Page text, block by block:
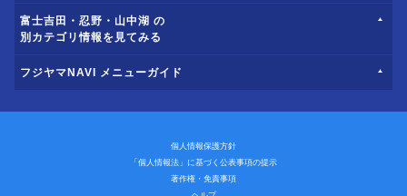
富士吉田・忍野・山中湖 の
別カテゴリ情報を見てみる
フジヤマNAVI メニューガイド
個人情報保護方針
「個人情報法」に基づく公表事項の提示
著作権・免責事項